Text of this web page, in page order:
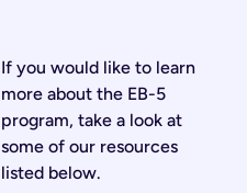
If you would like to learn
more about the EB-5
program, take a look at
some of our resources
listed below.